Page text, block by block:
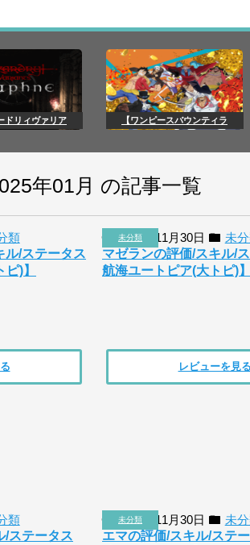
ドリィヴァリア 【ワンピースバウンティラ
年01月 の記事一覧
類
ル/ステータス
)】
未分類
2018年11月30日
未
マゼランの評価/スキル/
航海ユートピア(大トピ)】
レビューを見る
類
/ステータス
未分類
2018年11月30日
未
エマの評価/スキル/ステ